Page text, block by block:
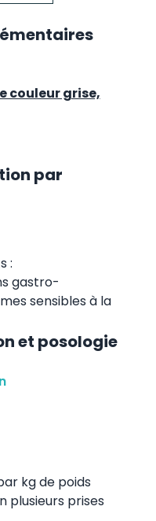
couleur grise,
par
:
gastro-
sensibles à la
et posologie
kg de poids
plusieurs prises